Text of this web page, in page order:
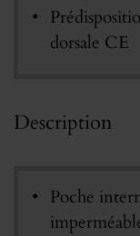
dorsale CE
Description
Poche